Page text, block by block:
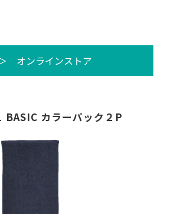
オンラインストア
BASIC カラーパック２P